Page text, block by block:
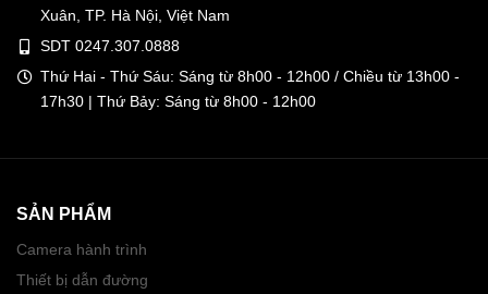
Xuân, TP. Hà Nội, Việt Nam
SDT 0247.307.0888
Thứ Hai - Thứ Sáu: Sáng từ 8h00 - 12h00 / Chiều từ 13h00 -
17h30 | Thứ Bảy: Sáng từ 8h00 - 12h00
SẢN PHẨM
Camera hành trình
Thiết bị dẫn đường